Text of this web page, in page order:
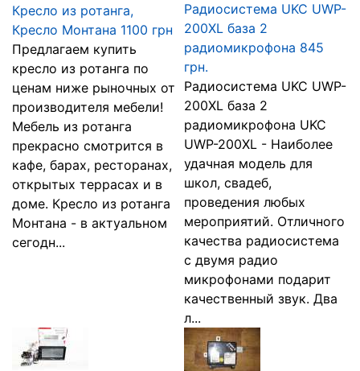
Кресло из ротанга,
Кресло Монтана 1100 грн
Предлагаем купить
кресло из ротанга по
ценам ниже рыночных от
производителя мебели!
Мебель из ротанга
прекрасно смотрится в
кафе, барах, ресторанах,
открытых террасах и в
доме. Кресло из ротанга
Монтана - в актуальном
сегодн...
Радиосистема UKC UWP-
200XL база 2
радиомикрофона 845
грн.
Радиосистема UKC UWP-
200XL база 2
радиомикрофона UKC
UWP-200XL - Наиболее
удачная модель для
школ, свадеб,
проведения любых
мероприятий. Отличного
качества радиосистема
с двумя радио
микрофонами подарит
качественный звук. Два
л...